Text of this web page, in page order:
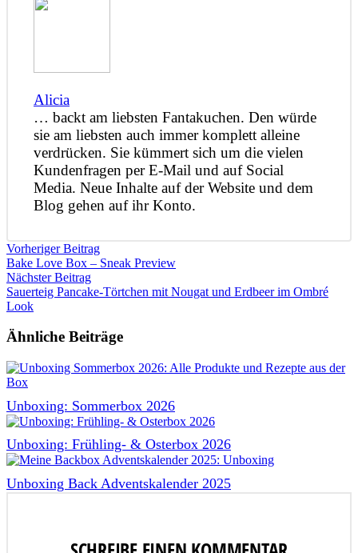
Alicia
… backt am liebsten Fantakuchen. Den würde
sie am liebsten auch immer komplett alleine
verdrücken. Sie kümmert sich um die vielen
Kundenfragen per E-Mail und auf Social
Media. Neue Inhalte auf der Website und dem
Blog gehen auf ihr Konto.
Vorheriger Beitrag
Bake Love Box – Sneak Preview
Nächster Beitrag
Sauerteig Pancake-Törtchen mit Nougat und Erdbeer im Ombré
Look
Ähnliche Beiträge
Unboxing: Sommerbox 2026
Unboxing: Frühling- & Osterbox 2026
Unboxing Back Adventskalender 2025